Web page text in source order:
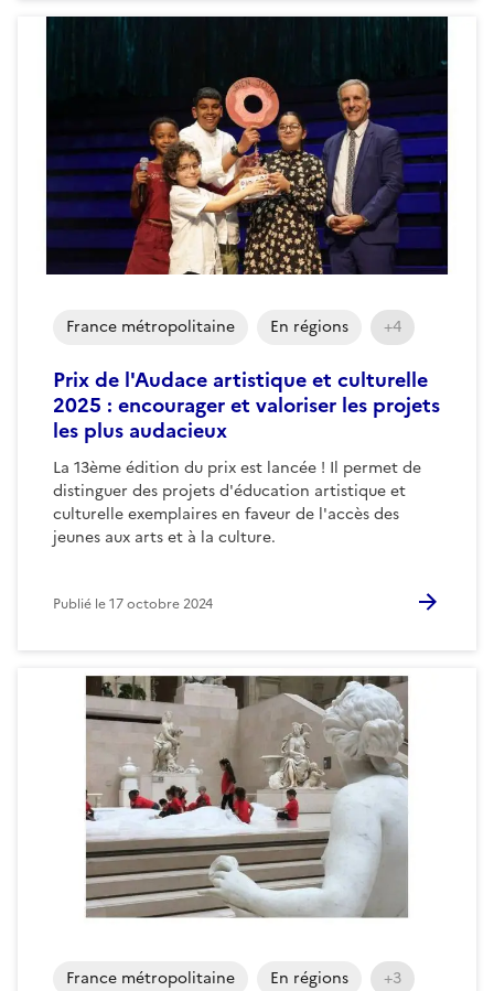
Prix de l'Audace artistique et culturelle
2025 : encourager et valoriser les projets
les plus audacieux
La 13ème édition du prix est lancée ! Il permet de
distinguer des projets d'éducation artistique et
culturelle exemplaires en faveur de l'accès des
jeunes aux arts et à la culture.
France métropolitaine En régions +4
Publié le17 octobre 2024
France métropolitaine En régions +3